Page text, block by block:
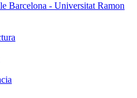
Barcelona - Universitat Ramon